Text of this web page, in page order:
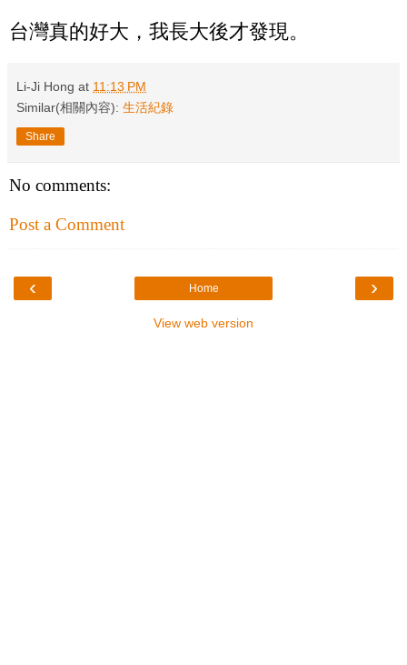
台灣真的好大，我長大後才發現。
Li-Ji Hong at 11:13 PM
Similar(相關內容): 生活紀錄
Share
No comments:
Post a Comment
‹ ›
Home
View web version